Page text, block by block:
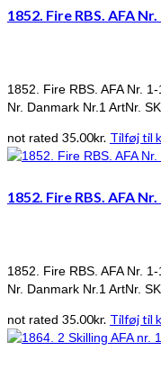
1852. Fire RBS. AFA Nr.
1852. Fire RBS. AFA Nr.
Nr. Danmark Nr.1 ArtNr.
not rated 35.00kr. Tilføj til
1852. Fire RBS. AFA Nr.
1852. Fire RBS. AFA Nr.
Nr. Danmark Nr.1 ArtNr.
not rated 35.00kr. Tilføj til